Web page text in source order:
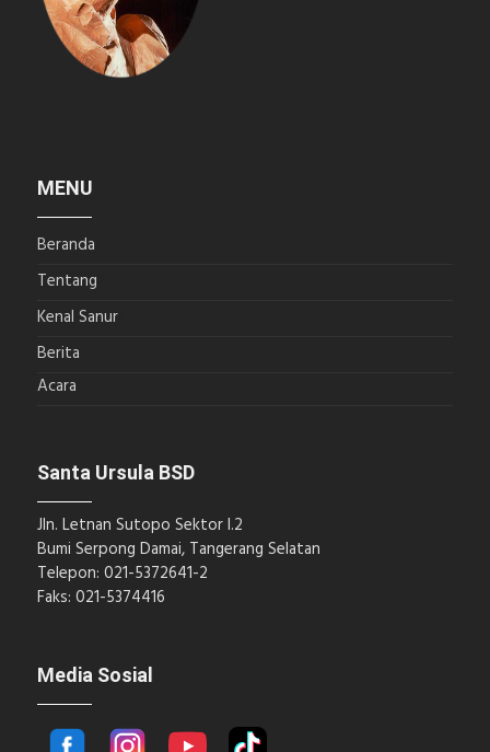
MENU
Beranda
Tentang
Kenal Sanur
Berita
Acara
Santa Ursula BSD
Jln. Letnan Sutopo Sektor I.2
Bumi Serpong Damai, Tangerang Selatan
Telepon: 021-5372641-2
Faks: 021-5374416
Media Sosial